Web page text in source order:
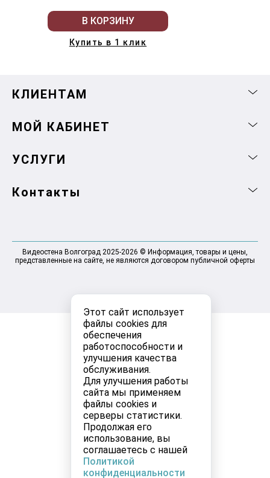
Этот сайт использует
файлы cookies для
обеспечения
работоспособности и
улучшения качества
обслуживания.
Для улучшения работы
сайта мы применяем
файлы cookies и
серверы статистики.
Продолжая его
использование, вы
соглашаетесь с нашей
Политикой
конфиденциальности
В КОРЗИНУ
Купить в 1 клик
КЛИЕНТАМ
МОЙ КАБИНЕТ
УСЛУГИ
Контакты
Видеостена Волгоград 2025-2026 © Информация, товары и цены,
представленные на сайте, не являются договором публичной оферты